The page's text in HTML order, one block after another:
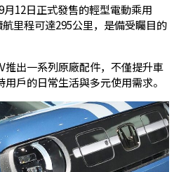
12日正式發售的輕型電動乘用
里程可達295公里，是備受矚目的
推出一系列原廠配件，不僅提升車
戶的日常生活與多元使用需求。